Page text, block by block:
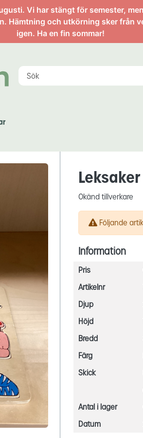
Vi har stängt för semester,
Hämtning och utkörning sker från
igen. Ha en fin sommar!
Leksaker
Okänd tillverkare
Följande
Information
Pris
Artikelnr
Djup
Höjd
Bredd
Färg
Skick
Antal i lager
Datum